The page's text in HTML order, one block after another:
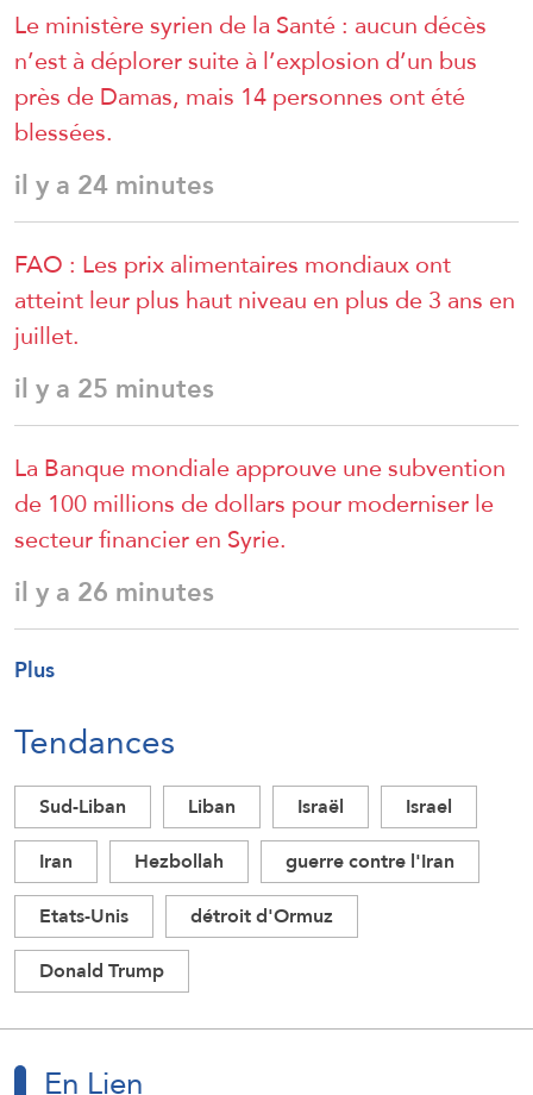
Le ministère syrien de la Santé : aucun décès
n’est à déplorer suite à l’explosion d’un bus
près de Damas, mais 14 personnes ont été
blessées.
il y a 24 minutes
FAO : Les prix alimentaires mondiaux ont
atteint leur plus haut niveau en plus de 3 ans en
juillet.
il y a 25 minutes
La Banque mondiale approuve une subvention
de 100 millions de dollars pour moderniser le
secteur financier en Syrie.
il y a 26 minutes
Plus
Tendances
Sud-Liban Liban Israël
Israel
Iran
Hezbollah
guerre contre l'Iran
Etats-Unis
détroit d'Ormuz
Donald Trump
En Lien